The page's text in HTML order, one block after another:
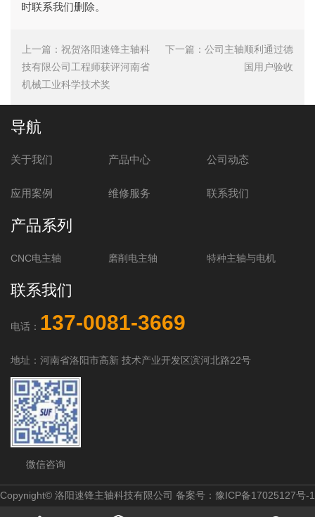
时联系我们删除。
上一篇： 祝贺洛阳速锋主轴科
技有限公司工程师获评河南省
机械工业科学技术奖
下一篇： 公司主轴顺利通过德
国用户验收
导航
关于我们 产品中心 公司动态
应用案例 维修服务 联系我们
产品系列
CNC电主轴 磨削电主轴 特种主轴与电机
联系我们
电话： 137-0081-3669
地址：河南省洛阳市高新 技术产业开发区滨河北路22号
微信咨询
Copynight© 洛阳速锋主轴科技有限公司 备案号： 豫ICP备17025127号-1